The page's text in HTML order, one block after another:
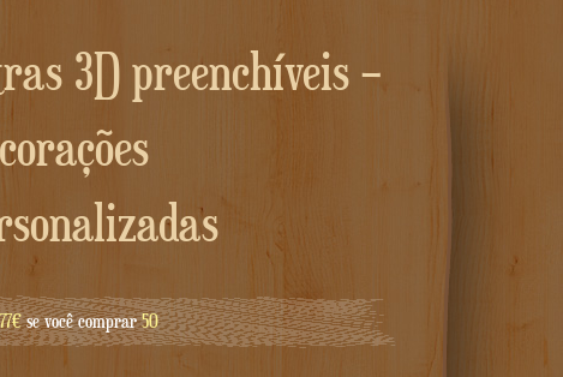
se você comprar50